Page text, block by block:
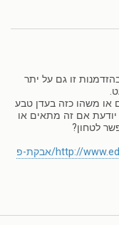
זו גם על יתר
או משהו כזה בעדן טבע
יודעת אם זה מתאים או
לטחון?
http://www.edenteva.co.il/product/12485725/אבקת-פ